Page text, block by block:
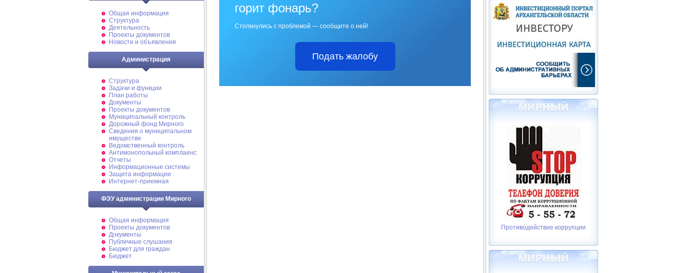
Общая информация
Структура
Деятельность
Проекты документов
Новости и объявления
Администрация
Структура
Задачи и функции
План работы
Документы
Проекты документов
Муниципальный контроль
Дорожный фонд Мирного
Cведения о муниципальном
имуществе
Ведомственный контроль
Антимонопольный комплаенс
Отчеты
Информационные системы
Защита информации
Интернет-приемная
ФЭУ администрации Мирного
Общая информация
Проекты документов
Документы
Публичные слушания
Бюджет для граждан
Бюджет
горит фонарь?
Столкнулись с проблемой — сообщите о ней!
Подать жалобу
Противодействие коррупции